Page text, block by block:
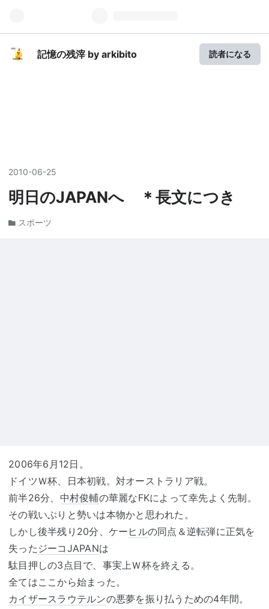
記憶の残滓 by arkibito 読者になる
2010-06-25
明日のJAPANへ ＊長文につき
スポーツ
2006年6月12日。
ドイツＷ杯、日本初戦。対オーストラリア戦。
前半26分、 中村俊輔の華麗なFKによって幸先よく先制。
その戦いぶりと勢いは本物かと思われた。
しかし後半残り20分、ケー ヒルの同点＆逆転弾に正気を
失った ジーコJAPANは
駄目押しの3点目で、事実上Ｗ杯を終える。
全てはここから始まった。
カイザースラウテルンの悪夢を振り払うための4年間。